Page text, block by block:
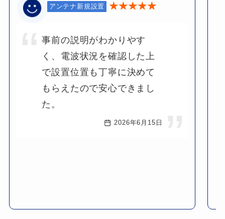
アンテナ新規設置 ★★★★★
事前の説明がわかりやす
く、電波状況を確認した上
で設置位置も丁寧に決めて
もらえたので安心できまし
た。
2026年6月15日